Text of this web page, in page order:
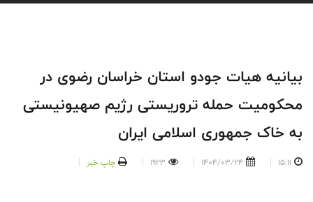
بیانیه هیات جودو استان خراسان رضوی در
محکومیت حمله تروریستی رژیم صهیونیستی
به خاک جمهوری اسلامی ایران
15:11
1404/03/24
1923 چاپ خبر